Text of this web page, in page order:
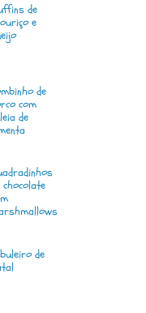
de
e
de
com
de
chocolate
de